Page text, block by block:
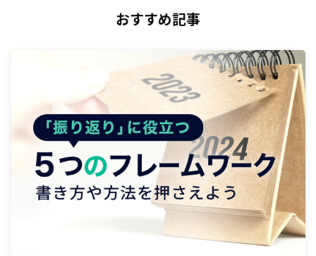
おすすめ記事